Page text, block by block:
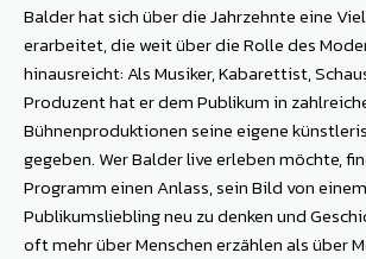
Balder hat sich über die Jahrzehnte eine
erarbeitet, die weit über die Rolle des
hinausreicht: Als Musiker, Kabarettist,
Produzent hat er dem Publikum in
Bühnenproduktionen seine eigene
gegeben. Wer Balder live erleben möchte,
Programm einen Anlass, sein Bild von
Publikumsliebling neu zu denken und
oft mehr über Menschen erzählen als über